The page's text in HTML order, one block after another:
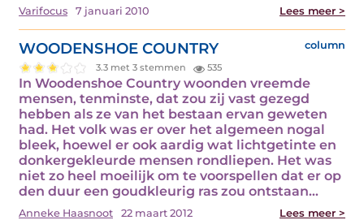
Varifocus 7 januari 2010 Lees meer >
WOODENSHOE COUNTRY column
3.3 met 3 stemmen 535
In Woodenshoe Country woonden vreemde
mensen, tenminste, dat zou zij vast gezegd
hebben als ze van het bestaan ervan geweten
had. Het volk was er over het algemeen nogal
bleek, hoewel er ook aardig wat lichtgetinte en
donkergekleurde mensen rondliepen. Het was
niet zo heel moeilijk om te voorspellen dat er op
den duur een goudkleurig ras zou ontstaan…
Anneke Haasnoot 22 maart 2012 Lees meer >